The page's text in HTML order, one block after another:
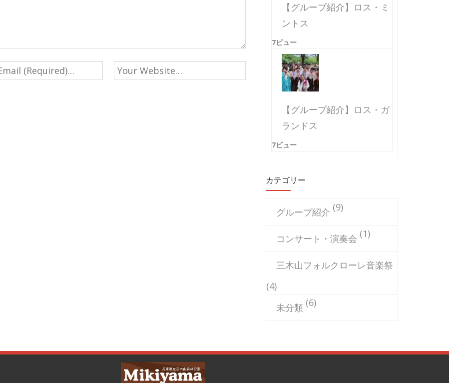
【グループ紹介】ロス・ミ
ントス
7ビュー
【グループ紹介】ロス・ガ
ランドス
7ビュー
カテゴリー
グループ紹介 (9)
コンサート・演奏会 (1)
三木山フォルクローレ音楽祭
(4)
未分類 (6)